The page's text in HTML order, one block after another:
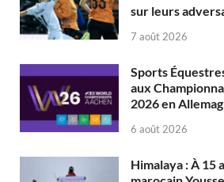
sur leurs
7 août 2026
Sports
aux
2026 en
6 août 2026
Himalaya : À 15